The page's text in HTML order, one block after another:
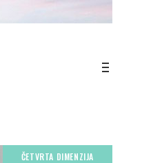
ČETVRTA DIMENZIJA